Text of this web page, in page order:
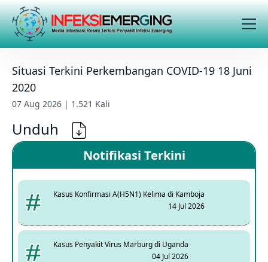
Situasi Terkini Perkembangan COVID-19 18 Juni
2020
07 Aug 2026 | 1.521 Kali
Unduh
Notifikasi Terkini
Kasus Konfirmasi A(H5N1) Kelima di Kamboja
14 Jul 2026
Kasus Penyakit Virus Marburg di Uganda
04 Jul 2026